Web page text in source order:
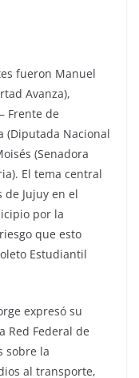
fueron Manuel
Avanza),
Frente de
(Diputada Nacional
(Senadora
El tema central
Jujuy en el
por la
que esto
Estudiantil
expresó su
Red Federal de
sobre la
al transporte,